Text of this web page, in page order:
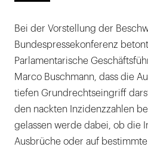
Bei der Vorstellung der
Bundespressekonferenz
Parlamentarische
Marco Buschmann, dass die
tiefen Grundrechtseingriff
den nackten Inzidenzzahlen
gelassen werde dabei, ob die
Ausbrüche oder auf